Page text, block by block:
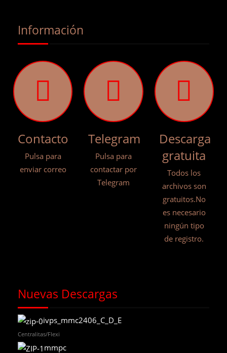
Información
Contacto
Pulsa para
enviar correo
Telegram
Pulsa para
contactar por
Telegram
Descarga
gratuita
Todos los
archivos son
gratuitos.No
es necesario
ningún tipo
de registro.
Nuevas Descargas
ivps_mmc2406_C_D_E
Centralitas/Flexi
mmpc